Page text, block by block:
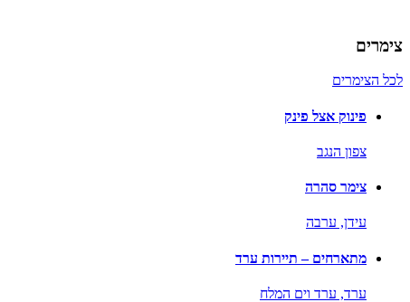
צימרים
לכל הצימרים
פינוק אצל פינק
צפון הנגב
צימר סהרה
עידן, ערבה
מתארחים – תיירות ערד
ערד, ערד וים המלח